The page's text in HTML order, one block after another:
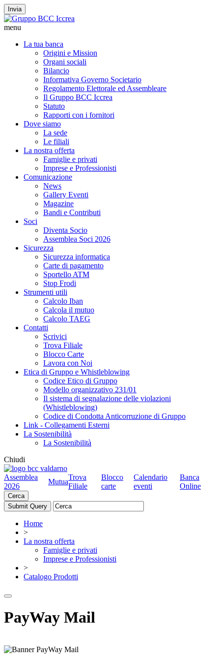
Invia
menu
La tua banca
Origini e Mission
Organi sociali
Bilancio
Informativa Governo Societario
Regolamento Elettorale ed Assembleare
Il Gruppo BCC Iccrea
Statuto
Rapporti con i fornitori
Dove siamo
La sede
Le filiali
La nostra offerta
Famiglie e privati
Imprese e Professionisti
Comunicazione
News
Gallery Eventi
Magazine
Bandi e Contributi
Soci
Diventa Socio
Assemblea Soci 2026
Sicurezza
Sicurezza informatica
Carte di pagamento
Sportello ATM
Stop Frodi
Strumenti utili
Calcolo Iban
Calcola il mutuo
Calcolo TAEG
Contatti
Scrivici
Trova Filiale
Blocco Carte
Lavora con Noi
Etica di Gruppo e Whistleblowing
Codice Etico di Gruppo
Modello organizzativo 231/01
Il sistema di segnalazione delle violazioni
(Whistleblowing)
Codice di Condotta Anticorruzione di Gruppo
Link - Collegamenti Esterni
La Sostenibilità
La Sostenibilità
Chiudi
Assemblea
2026
Mutua
Trova
Filiale
Blocco
carte
Calendario
eventi
Banca
Online
Cerca
Home
>
La nostra offerta
Famiglie e privati
Imprese e Professionisti
>
Catalogo Prodotti
PayWay Mail